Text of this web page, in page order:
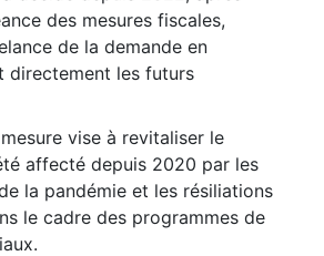
des mesures fiscales,
de la demande en
directement les futurs
vise à revitaliser le
affecté depuis 2020 par les
la pandémie et les résiliations
le cadre des programmes de